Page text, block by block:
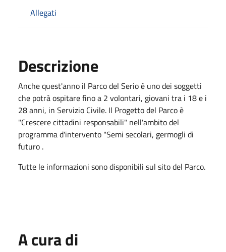
Allegati
Descrizione
Anche quest'anno il Parco del Serio è uno dei soggetti
che potrà ospitare fino a 2 volontari, giovani tra i 18 e i
28 anni, in Servizio Civile. Il Progetto del Parco è
"Crescere cittadini responsabili" nell'ambito del
programma d'intervento "Semi secolari, germogli di
futuro .
Tutte le informazioni sono disponibili sul sito del Parco.
A cura di